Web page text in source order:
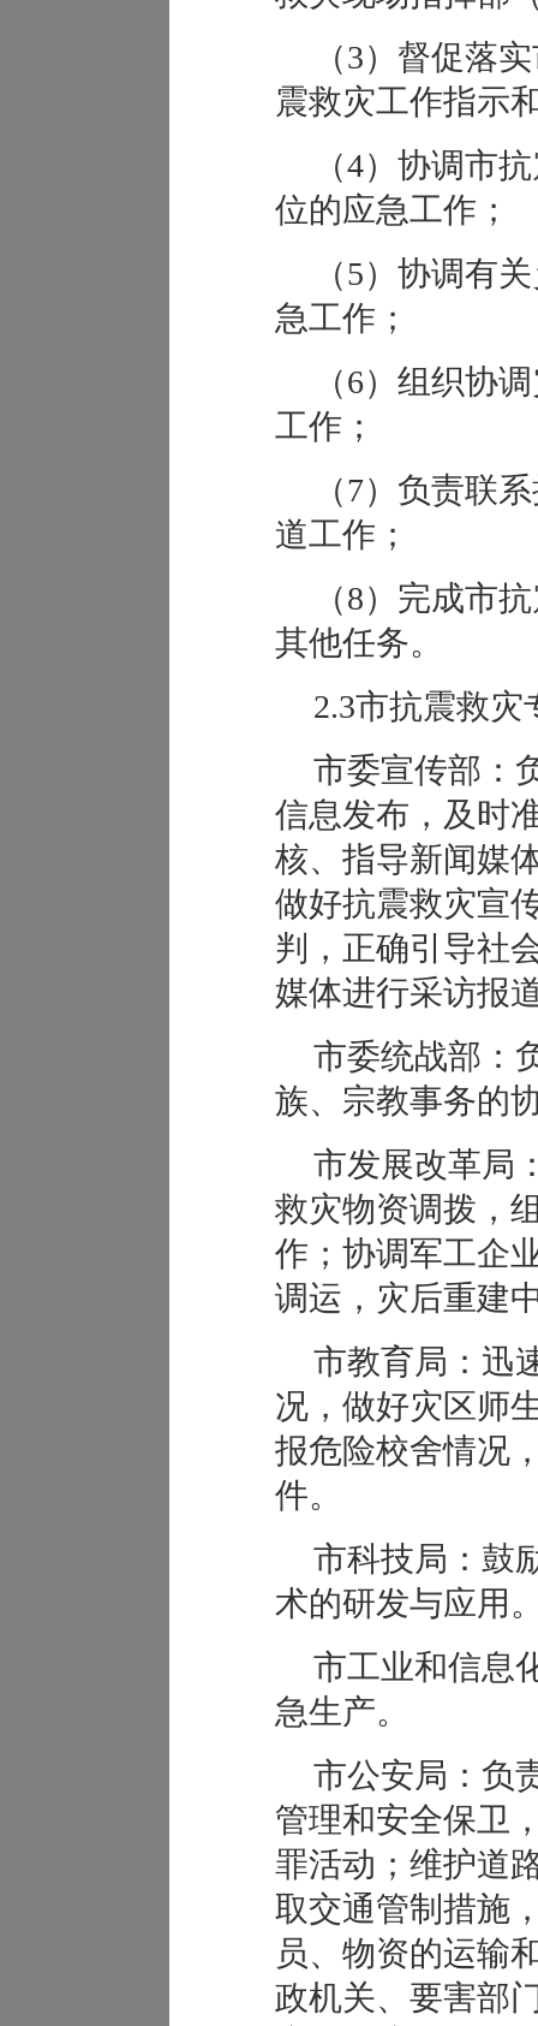
（3）督促落
震救灾工作指示
（4）协调市
位的应急工作；
（5）协调有
急工作；
（6）组织协
工作；
（7）负责联
道工作；
（8）完成市
其他任务。
2.3市抗震救
市委宣传部：
信息发布，及时
核、指导新闻媒
做好抗震救灾宣
判，正确引导社
媒体进行采访报
市委统战部：
族、宗教事务的
市发展改革局
救灾物资调拨，
作；协调军工企
调运，灾后重建
市教育局：迅
况，做好灾区师
报危险校舍情况
件。
市科技局：鼓
术的研发与应用
市工业和信息
急生产。
市公安局：负
管理和安全保卫
罪活动；维护道
取交通管制措施
员、物资的运输
政机关、要害部